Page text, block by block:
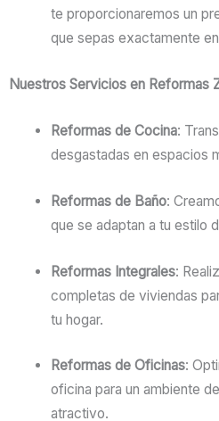
te proporcionaremos un
que sepas exactamente
Nuestros Servicios en Reformas
Reformas de Cocina:
desgastadas en espacios
Reformas de Baño:
que se adaptan a tu estilo
Reformas Integrales:
completas de viviendas
tu hogar.
Reformas de Oficinas:
oficina para un ambiente
atractivo.